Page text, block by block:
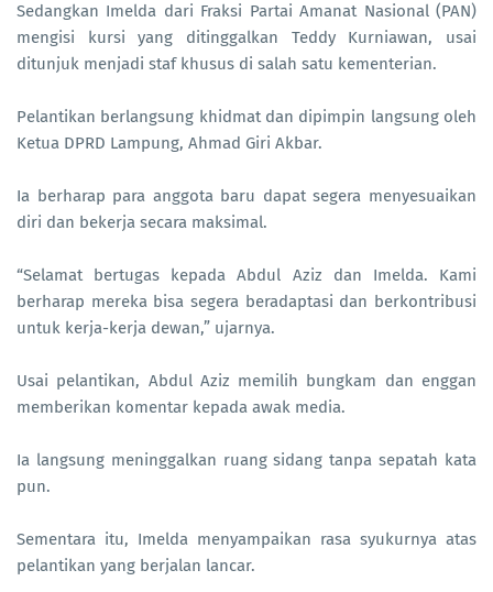
Sedangkan Imelda dari Fraksi Partai Amanat Nasional (PAN)
mengisi kursi yang ditinggalkan Teddy Kurniawan, usai
ditunjuk menjadi staf khusus di salah satu kementerian.
Pelantikan berlangsung khidmat dan dipimpin langsung oleh
Ketua DPRD Lampung, Ahmad Giri Akbar.
Ia berharap para anggota baru dapat segera menyesuaikan
diri dan bekerja secara maksimal.
“Selamat bertugas kepada Abdul Aziz dan Imelda. Kami
berharap mereka bisa segera beradaptasi dan berkontribusi
untuk kerja-kerja dewan,” ujarnya.
Usai pelantikan, Abdul Aziz memilih bungkam dan enggan
memberikan komentar kepada awak media.
Ia langsung meninggalkan ruang sidang tanpa sepatah kata
pun.
Sementara itu, Imelda menyampaikan rasa syukurnya atas
pelantikan yang berjalan lancar.